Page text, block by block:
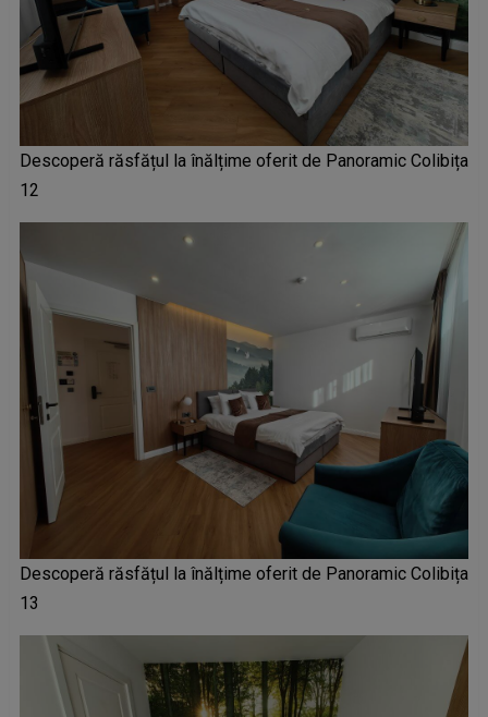
Descoperă răsfățul la înălțime oferit de Panoramic Colibița
12
Descoperă răsfățul la înălțime oferit de Panoramic Colibița
13